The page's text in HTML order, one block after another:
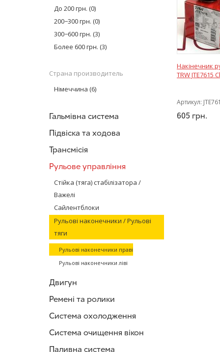
CTR(4)
Moog(12)
FEBI BILSTEIN(1)
До 200 грн. (0)
200−300 грн. (0)
300−600 грн. (3)
Более 600 грн. (3)
Страна производитель
Німеччина (6)
Гальмівна система
Підвіска та ходова
Трансмісія
Рульове управління
Стійка (тяга) стабілізатора /
Важелі
Сайлентблоки
Рульові наконечники / Рульові
тяги
Рульові наконечники праві
Рульові наконечники ліві
Двигун
Ремені та ролики
Система охолодження
Система очищення вікон
Паливна система
Накінечник
TRW JTE7615
Артикул:
605 грн.